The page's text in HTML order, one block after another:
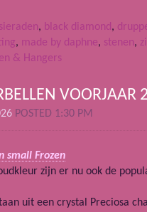
, black diamond,
, made by daphne, stenen,
& Hangers
VOORJAAR
POSTED 1:30 PM
small Frozen
zijn er nu ook de
uit een crystal Preciosa